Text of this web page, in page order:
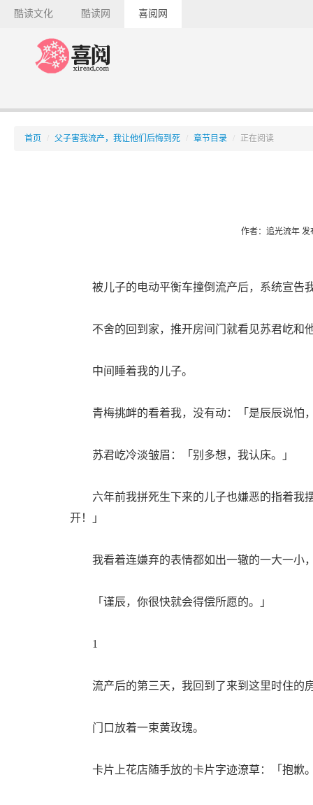
酷读文化 酷读网 喜阅网
首页 父子害我流产，我让他们后悔到死 章节目录 正在阅读
作者：追光流年 发
被儿子的电动平衡车撞倒流产后，系统宣告
不舍的回到家，推开房间门就看见苏君屹和
中间睡着我的儿子。
青梅挑衅的看着我，没有动：「是辰辰说怕
苏君屹冷淡皱眉：「别多想，我认床。」
六年前我拼死生下来的儿子也嫌恶的指着我
开！」
我看着连嫌弃的表情都如出一辙的一大一小
「谨辰，你很快就会得偿所愿的。」
1
流产后的第三天，我回到了来到这里时住的
门口放着一束黄玫瑰。
卡片上花店随手放的卡片字迹潦草：「抱歉